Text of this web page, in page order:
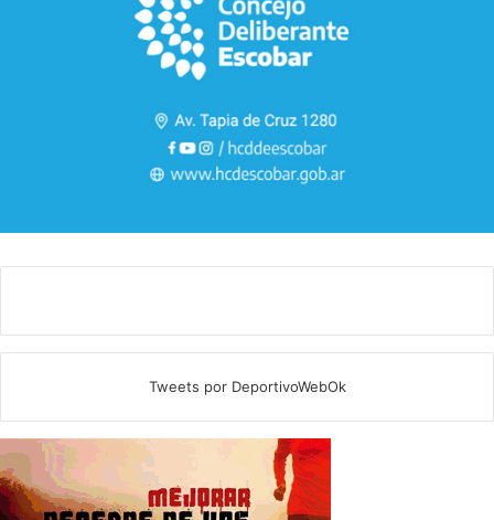
Tweets por DeportivoWebOk